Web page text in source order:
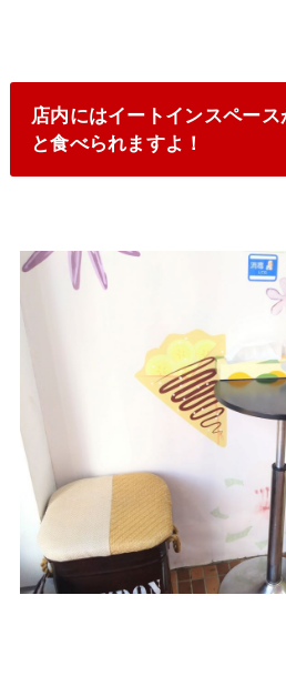
店内にはイートインスペー
と食べられますよ！